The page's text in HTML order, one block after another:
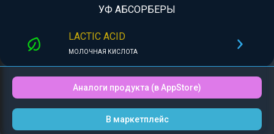
УФ АБСОРБЕРЫ
LACTIC ACID
МОЛОЧНАЯ КИСЛОТА
Аналоги продукта (в AppStore)
В маркетплейс